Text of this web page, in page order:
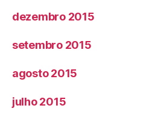
dezembro 2015
setembro 2015
agosto 2015
julho 2015